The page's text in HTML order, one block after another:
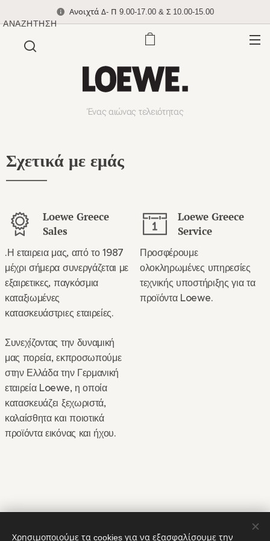
Ανοιχτά Δ- Π 9.00-17.00 & Σ 10.00-15.00
Ένας αιώνας τελειότητας
ΑΝΑΖΉΤΗΣΗ
Σχετικά με εμάς
Loewe Greece
Sales
.Η εταιρεια μας, από το 1987
μέχρι σήμερα συνεργάζεται με
εξαιρετικες, παγκόσμια
καταξιωμένες
κατασκευάστριες εταιρείες.
Συνεχίζοντας την δυναμική
μας πορεία, εκπροσωπούμε
στην Ελλάδα την Γερμανική
εταιρεία Loewe, η οποία
κατασκευάζει ξεχωριστά,
καλαίσθητα και ποιοτικά
προϊόντα εικόνας και ήχου.
Loewe Greece
Service
Προσφέρουμε
ολοκληρωμένες υπηρεσίες
τεχνικής υποστήριξης για τα
προϊόντα Loewe.
Χρησιμοποιούμε τα cookies για να εξασφαλίσουμε την